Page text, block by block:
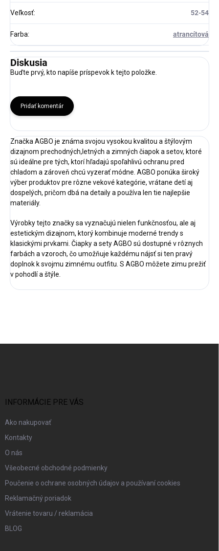
Veľkosť: 52-54
Farba: atrancítová
Diskusia
Buďte prvý, kto napíše príspevok k tejto položke.
Pridať komentár
Značka AGBO je známa svojou vysokou kvalitou a štýlovým
dizajnom prechodných,letných a zimných čiapok a setov, ktoré
sú ideálne pre tých, ktorí hľadajú spoľahlivú ochranu pred
chladom a zároveň chcú vyzerať módne. AGBO ponúka široký
výber produktov pre rôzne vekové kategórie, vrátane detí aj
dospelých, pričom dbá na detaily a používa len tie najlepšie
materiály.
Výrobky tejto značky sa vyznačujú nielen funkčnosťou, ale aj
estetickým dizajnom, ktorý kombinuje moderné trendy s
klasickými prvkami. Čiapky a sety AGBO sú dostupné v rôznych
farbách a vzoroch, čo umožňuje každému nájsť si ten pravý
doplnok k svojmu zimnému outfitu. S AGBO môžete zimu prežiť
v pohodlí a štýle.
INFORMÁCIE PRE VÁS
Ako nakupovať
Kontakty
O nás
Všeobecné obchodné podmienky
Poučenie o ochrane osobných údajov a používaní cookies
Reklamačný poriadok
Vrátenie tovaru / reklamácia
BLOG